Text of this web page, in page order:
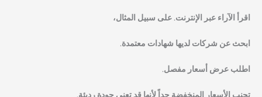
اقرأ الآراء عبر الإنترنت. على سبيل المثال،
ابحث عن شركات لديها شهادات معتمدة.
اطلب عرض أسعار مفصل.